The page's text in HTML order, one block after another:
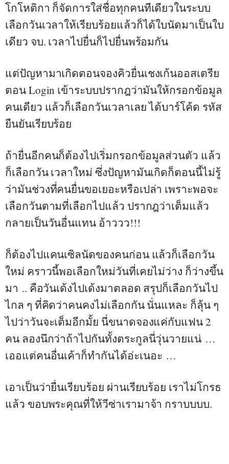
โกโหติกา ก็จัดการใส่ชื่อทุกคนทีเดียวในระบบ
เลือกวันเวลาให้เรียบร้อยแล้วก็ได้ใบนัดมาเป็นใบ
เดียว จบ. เวลาไปยื่นก็ไปยื่นพร้อมกัน
แต่ปัญหามาเกิดตอนจองคิวยื่นเชงเก้นออสเตรีย
ตอน Login เข้าระบบปรากฎว่ามันให้กรอกข้อมูล
คนเดียว แล้วก็เลือกวันเวลาเลย ได้บาร์โค้ด รหัส
ยืนยันเรียบร้อย
ถ้ายื่นอีกคนก็ต้องไปเริ่มกรอกข้อมูลส่วนตัว แล้ว
ก็เลือกวัน เวลาใหม่ ซึ่งปัญหามันเกิดก็ตอนนี้ไม่รู้
ว่ามันช่วงที่คนยื่นขอเยอะหรือเปล่า เพราะพอจะ
เลือกวันตามที่เลือกไปแล้ว ปรากฎว่าเต็มแล้ว
กลายเป็นวันอื่นแทน อ้าววว!!!
ก็ต้องไปแคนเซิลนัดของคนก่อน แล้วก็เลือกวัน
ใหม่ คราวนี้พอเลือกใหม่วันที่เคยไม่ว่าง ก็ว่างขึ้น
มา .. คือวันเด้งไปเด้งมาตลอด สรุปก็เลือกวันไป
ไกล ๆ ที่คิดว่าคนคงไม่เลือกกัน นั่นแหละ ก็ลุ้น ๆ
ไปว่าวันจะเต็มอีกมั้ย นี่ขนาดจองแค่กับแฟน 2
คน ลองนึกว่าถ้าไปกันทั้งตระกูลนี่วุ่นวายแน่ …
เออแต่คนอื่นเค้าก็ทำกันได้อ่ะเนอะ …
เอาเป็นว่ายื่นเรียบร้อย ผ่านเรียบร้อย เราไม่โกรธ
แล้ว ขอบพระคุณที่ให้วีซ่าเรามาจ้า กราบบบบ.